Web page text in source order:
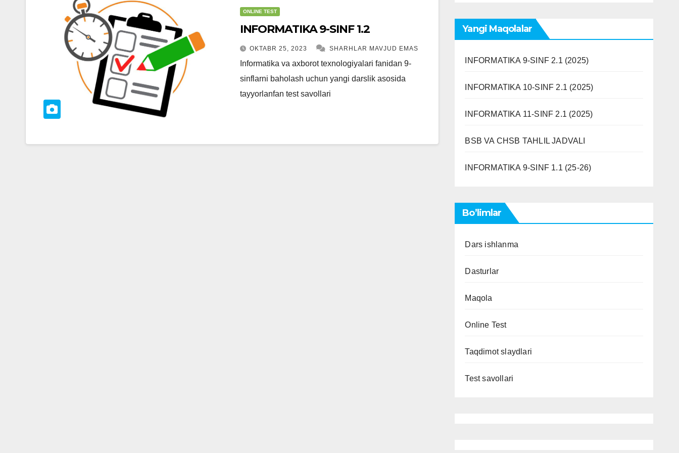
ONLINE TEST
INFORMATIKA 9-SINF 1.2
OKTABR 25, 2023 SHARHLAR MAVJUD EMAS
Informatika va axborot texnologiyalari fanidan 9-
sinflarni baholash uchun yangi darslik asosida
tayyorlanfan test savollari
Yangi Maqolalar
INFORMATIKA 9-SINF 2.1 (2025)
INFORMATIKA 10-SINF 2.1 (2025)
INFORMATIKA 11-SINF 2.1 (2025)
BSB VA CHSB TAHLIL JADVALI
INFORMATIKA 9-SINF 1.1 (25-26)
Bo’limlar
Dars ishlanma
Dasturlar
Maqola
Online Test
Taqdimot slaydlari
Test savollari